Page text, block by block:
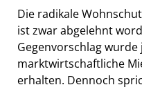
Die radikale
ist zwar abgelehnt
Gegenvorschlag
marktwirtschaftliche
erhalten. Dennoch